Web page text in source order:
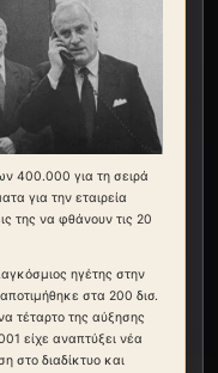
400.000 για τη σειρά
για την εταιρεία
της να φθάνουν τις 20
ηγέτης στην
στα 200 δισ.
τέταρτο της αύξησης
είχε αναπτύξει νέα
στο διαδίκτυο και